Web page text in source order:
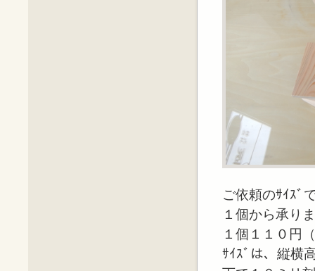
ご依頼のｻｲｽﾞ
１個から承り
１個１１０円
ｻｲｽﾞは、縦横